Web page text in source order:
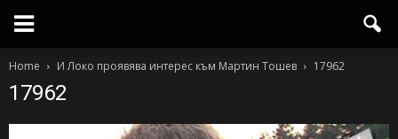
Home И Локо проявява интерес към Мартин Тошев 17962
17962